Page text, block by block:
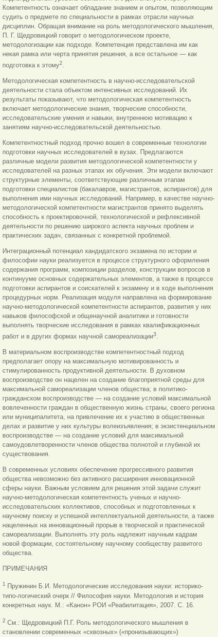
Компетентность означает обладание знанием и опытом, позволяющим
судить о предмете по специальности в рамках отрасли научных
дисциплин. Обращая внимание на роль методологического мышления,
П. Г. Щедровицкий говорит о методологическом проекте,
методологизации как подходе. Компетенция представлена им как
некая рамка или черта принятия решения, а все остальное — как
подготовка к этому2.
Методологическая компетентность в научно-исследовательской
деятельности стала объектом интенсивных исследований. Их
результаты показывают, что методологическая компетентность
включает методологические знания, творческие способности,
исследовательские умения и навыки, внутреннюю мотивацию к
занятиям научно-исследовательской деятельностью.
Компетентностный подход прочно вошел в современные технологии
подготовки научных исследователей в вузах. Предлагаются
различные модели развития методологической компетентности у
исследователей на разных этапах их обучения. Эти модели включают
структурные элементы, соответствующие различным этапам
подготовки специалистов (бакалавров, магистрантов, аспирантов) для
выполнения ими научных исследований. Например, в качестве научно-
методологической компетентности магистрантов принято выделять
способность к проектировочной, технологической и рефлексивной
деятельности по решению широкого аспекта научных проблем и
практических задач, связанных с конкретной проблемой.
Интеграционный потенциал кандидатского экзамена по истории и
философии науки реализуется в процессе структурного оформления
содержания программ, композиции разделов, конструкции вопросов в
континууме основных содержательных элементов, а также в процессе
подготовки аспирантов и соискателей к экзамену и в ходе выполнения
процедурных норм. Реализация модуля направлена на формирование
научно-методологической компетентности аспирантов, развития у них
навыков философской и общенаучной аналитики и готовности
выполнять творческие исследования в рамках квалификационных
работ и в других формах научной самореализации3.
В материальном воспроизводстве компетентностный подход
предполагает опору на максимальную мотивированность и
стимулированность продуктивной деятельности. В духовном
воспроизводстве он нацелен на создание благоприятной среды для
максимальной самореализации членов общества; в политико-
гражданском воспроизводстве — на создание условий максимальной
вовлеченности граждан в общественную жизнь страны, своего региона
или муниципалитета, на привлечение их к участию в общественных
делах и развитие у них культуры волеизъявления; в экзистенциальном
воспроизводстве — на создание условий для максимальной
самоудовлетворенности членов общества полнотой и глубиной их
существования.
В современных условиях обеспечение прогрессивного развития
общества невозможно без активного расширения инновационной
сферы науки. Важным условием для решения этой задачи служит
научно-методологическая компетентность ученых и научно-
исследовательских коллективов, способных и подготовленных к
научному поиску и успешной интеллектуальной деятельности, а также
нацеленных на инновационный прорыв в творческой и практической
самореализации. Выполнять эту роль надлежит научным кадрам
новой формации, состоятельному научному сообществу развитого
общества.
ПРИМЕЧАНИЯ
1
Пружинин Б.И. Методологические исследования науки: историко-
типо-логический очерк // Философия науки. Методология и история
конкретных наук. М.: «Канон» РОИ «Реабилитация», 2007. С. 16.
2 См.: Щедровицкий П.Г. Роль методологического мышления в
становлении современных «сквозных» («пронизывающих»)